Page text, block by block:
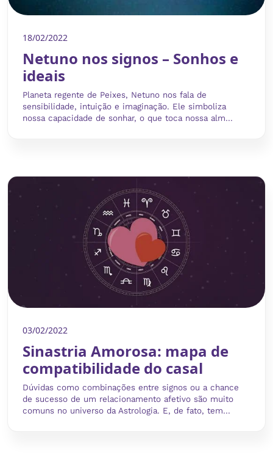
18/02/2022
Netuno nos signos – Sonhos e
ideais
Planeta regente de Peixes, Netuno nos fala de
sensibilidade, intuição e imaginação. Ele simboliza
nossa capacidade de sonhar, o que toca nossa alm...
03/02/2022
Sinastria Amorosa: mapa de
compatibilidade do casal
Dúvidas como combinações entre signos ou a chance
de sucesso de um relacionamento afetivo são muito
comuns no universo da Astrologia. E, de fato, tem...